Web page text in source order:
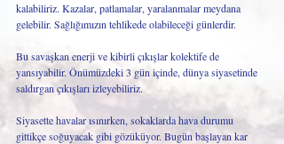
kalabiliriz. Kazalar, patlamalar, yaralanmalar meydana
gelebilir. Sağlığımızın tehlikede olabileceği günlerdir.
Bu savaşkan enerji ve kibirli çıkışlar kolektife de
yansıyabilir. Önümüzdeki 3 gün içinde, dünya siyasetinde
saldırgan çıkışları izleyebiliriz.
Siyasette havalar ısınırken, sokaklarda hava durumu
gittikçe soğuyacak gibi gözüküyor. Bugün başlayan kar